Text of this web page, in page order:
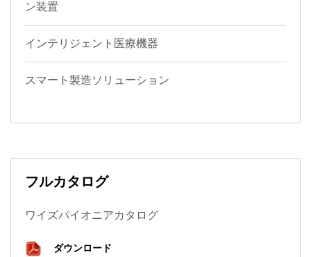
ン装置
インテリジェント医療機器
スマート製造ソリューション
フルカタログ
ワイズパイオニアカタログ
ダウンロード